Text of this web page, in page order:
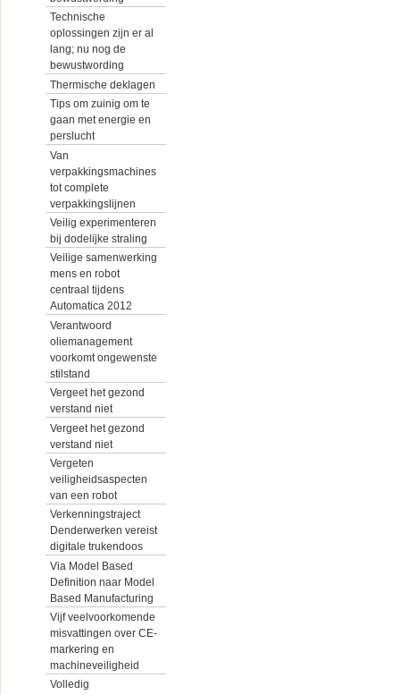
Technische
oplossingen zijn er al
lang; nu nog de
bewustwording
Thermische deklagen
Tips om zuinig om te
gaan met energie en
perslucht
Van
verpakkingsmachines
tot complete
verpakkingslijnen
Veilig experimenteren
bij dodelijke straling
Veilige samenwerking
mens en robot
centraal tijdens
Automatica 2012
Verantwoord
oliemanagement
voorkomt ongewenste
stilstand
Vergeet het gezond
verstand niet
Vergeet het gezond
verstand niet
Vergeten
veiligheidsaspecten
van een robot
Verkenningstraject
Denderwerken vereist
digitale trukendoos
Via Model Based
Definition naar Model
Based Manufacturing
Vijf veelvoorkomende
misvattingen over CE-
markering en
machineveiligheid
Volledig